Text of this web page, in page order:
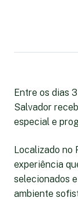
Entre os dias
Salvador
especial e
Localizado no
experiência
selecionados
ambiente